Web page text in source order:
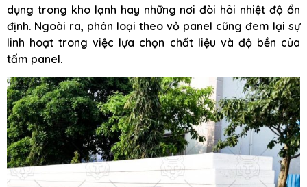
dụng trong kho lạnh hay những nơi đòi hỏi nhiệt độ ổn
định. Ngoài ra, phân loại theo vỏ panel cũng đem lại sự
linh hoạt trong việc lựa chọn chất liệu và độ bền của
tấm panel.